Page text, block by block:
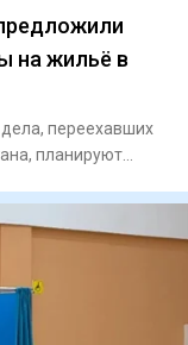
на жильё в
дела, переехавших
планируют